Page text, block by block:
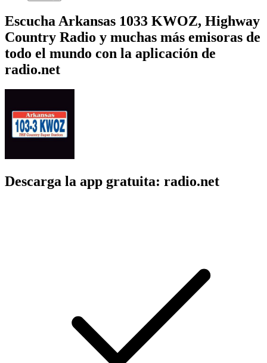
Escucha Arkansas 1033 KWOZ, Highway
Country Radio y muchas más emisoras de
todo el mundo con la aplicación de
radio.net
Descarga la app gratuita: radio.net